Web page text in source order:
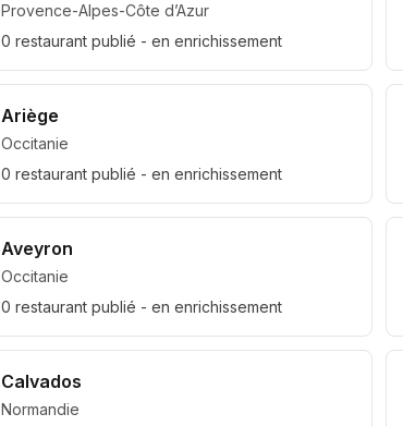
Provence-Alpes-Côte d’Azur
0 restaurantpublié - en enrichissement
Ariège
Occitanie
0 restaurantpublié - en enrichissement
Aveyron
Occitanie
0 restaurantpublié - en enrichissement
Calvados
Normandie